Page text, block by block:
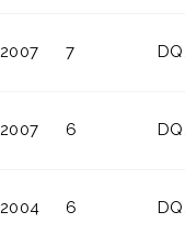
2007 7
2007 6
2004 6